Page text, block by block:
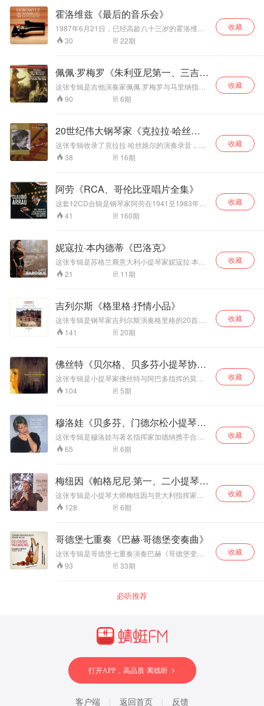
有著名见解，第二
乐章诙谐曲不是单
纯快的谐谑曲，骨
子里是玛祖卡舞
曲，第一、三拍并
节奏。第一乐章悲
剧风暴过后，第二
乐章玛祖卡代表“毁
灭之下绝不妥协的
度，突出内在张
力。第三乐章《葬
礼进行曲》，傅聪
版本不以巨大轰鸣
思、犹豫感，送葬
队伍的沉重感，不
是戏剧化煽情，偏
向哀静的哲思。末
技，傅聪处理成虚
无、诡异的呼啸，
是悲剧之后的幻
灭。 《第三奏鸣
钢琴奏鸣曲。傅聪
弱化表面华丽，强
调乐曲内在的歌唱
性与结构逻辑。第
灵魂，傅聪弹出东
方式空灵悠远，音
色层次细腻，抒情
不滥情；终曲把握
辉煌又克制，平衡
透，歌唱性极强，
触键音色温润，对
复调层次处理是一
大亮点，区别于很
戏剧化的处理方
式。 这版录音在伦
敦完成，钢琴音色
饱满自然，动态范
围大，是傅聪艺术
音。其中Op.48、
Op.62都是肖邦晚
期杰作：c小调
Op.48‑1 宏大悲
的夜曲，意境内敛
沧桑。
非常清晰，把夜曲
内在复调线条清晰
地剥离出来，而不
处理上，自由速度
（rubato）克制而
有灵气，不会过度
拖沓煽情；部分曲
流动。
霍洛维兹《最后的音乐会》
1987年6月21日，已经高龄八十三岁的霍洛维兹
在德国汉堡的音乐厅举行最后一场音乐会。距离
他第一次登台，几乎已经过了七十年的岁月。这
台档案室里长达20年以上，除了安可曲，其它曲
目从来未曾发行过。 这一场音乐会的曲目都是霍
洛维兹晚年经常演奏的曲目：包括莫扎特的作品
与舒曼《儿时情景》，最后则是以肖邦壮丽的第
六号波兰舞曲《英雄》结束。而霍洛维兹最喜爱
套录音是非常珍贵、独一无二的纪念品，它记录
了霍洛维兹最后一次公开演出的身影，透过录
音，仍然可以体会到当时带场听众的激动。 告别
舞台音乐会，正是展现大师数十年音乐人生精华
炉火纯青的境界，弹奏出颗颗质朴无华、感动灵
魂的美妙音色。有人说弹奏莫扎特的作品，能弹
得好的只有童年的孩子和晚年的老人，前者童心
纯净无杂质，后者已萃练融炉火百炼成钢返朴归
品，琴音干净明亮、音色控制得极好，他不仅是
用手弹，而是用 "心"在弹，更多的是一种品况自
知的审慎、冷静、大气，如此才有了《D大调回
旋曲》中那隽永回味的旋律。而《降B大调钢琴奏
30 22期
收藏
佩佩·罗梅罗《朱利亚尼第一、三吉他
协奏曲
这张专辑是吉他演奏家佩佩·罗梅罗与马里纳指挥
的圣马丁室内乐团合作演奏，三者火花四溅的碰
撞，企鹅三星带花的评价似乎也可以证明对专辑
和对作品的领悟使得他的演奏游刃有余；而他对
力度变化的谙熟和丰富的触感，将乐曲赋予无限
的灵性；每一个音符仿佛都能化为跳跃鲜活舞动
着的尤物，传达的每份情感也都无比真切，直击
人灵魂深处。聆听时，她的力量似乎能营造出一
十九世纪的舞会上完全释放自己做快速的旋
转……在灯影幢幢的绚烂中一缕难以消散的欣喜
油然而生。
90 6期
收藏
20世纪伟大钢琴家《克拉拉·哈丝姬
尔》
这张专辑收录了克拉拉·哈丝姬尔的演奏录音，包
括莫扎特的五部《钢琴协奏曲》。哈丝姬尔的名
字将永远与莫扎特连在一起。不过，如果说哈丝
不妥当的。直到1960年代，莫扎特的作品对爱乐
者与音乐家而言，都还不全然是钢琴的标准曲
目。在早期的录音的曲目里，莫扎特二十多首钢
琴协奏曲以第二十、二十四号这两首最受青睐，
而奏鸣曲、变奏曲与钢琴小品的录音只有一点点
萨尔兹堡音乐节的听众才有机会聆听几乎和“首
演”没什么两样的莫扎特钢琴协奏曲，而这一切都
感谢生意人的头脑以及音乐学者、教师与萨尔兹
堡音乐院合奏团创办人，也就是著名的指挥贝尔
气，并在萨尔兹堡的音乐会里演奏。也是经由包
加特纳一曲又一曲的推广，群众才会注意到莫扎
特这些钢琴协奏曲，这些作品也才不至于被演奏
者遗忘。 在与包加特纳合作的莫扎特协奏曲录音
与技巧都是为了发掘这个还不为人知的莫扎特。
在音乐生涯最后的十或十二年里，哈丝姬尔的身
体已经没有办法让她完成协奏曲全集与两首回旋
曲（K.382和K.386）的录音。以现在的角度来
纳、弗利克赛克与马克维契合作的莫扎特钢琴协
奏曲中，即使健康状况对音乐不无影响，但是却
全然的呈现音乐内在精神。哈丝姬尔的诠释不以
奇巧取胜，能在不知不觉里忠于作品并探触到作
品的深处，以声音、和声、作品结构及作曲家的
团导奏后出现时，她的音乐语言就像说话般的自
然，直入她对莫扎特音乐的理解与诠释方法核
心，随着音乐的情感波动，让人觉得似乎再也不
可能有第二种诠释方法。
38 16期
收藏
阿劳《RCA、哥伦比亚唱片全集》
这套12CD合辑是钢琴家阿劳在1941至1983年间
为美国胜利唱片公司（Victor）与哥伦比亚唱片公
司（Columbia）所录制的所有专辑汇总。其中
的高峰，唱片公司完全尊重他以艺术眼光对曲目
所做的抉择。当时录制的曲目包括：理查·施特劳
斯《滑稽曲》、韦伯《音乐会小品》、贝多芬
《第21号钢琴奏鸣曲“华德斯坦”》、阿尔班尼士
《伊贝利亚》等。 克劳迪奥·阿劳（Claudio
琴大师的演出生涯，誉满全球，公认是二十世纪
最伟大的钢琴家之一。阿劳的演奏曲目范围十分
广泛，从巴洛克到二十世纪的作品均有独到的建
树，纯正严谨的古典风格与深刻的感情结合完
多芬、肖邦、舒曼、李斯特、勃拉姆斯作品的权
威演奏家，最脍炙人口的录音是贝多芬钢琴奏鸣
曲全集。 1914-1915年的乐季是他演奏生涯的大
事，阿劳首次于柏林演出，先前他已经在德国以
演奏生涯也才正式确立。1921年阿劳首度回到南
美洲，举办了数场音乐会，1922年第—次在伦敦
登台。1924年回到母校Stern音乐院工作，直到
1940年辞去职务。1927年因为获得日内瓦国际钢
中演奏了「音乐之父」巴赫的全部键盘作品，表
现令人激赏。1940年离开柏林回到智利，在圣地
亚哥创立钢琴学校。战争期间，阿劳完全投身在
美国演奏，1941年举家迁往纽约定居。战后成了
杰出的钢琴家之一，世界各地的演奏邀约不断。
阿劳的音乐成就足以与布索尼、拉赫曼尼诺夫齐
名，为本世纪杰出的钢琴家之一。他擅长演奏巴
赫、莫扎特、贝多芬、肖邦、舒伯特、李斯特、
舒曼、勃拉姆斯等传统音乐家的作品，对于阿尔
班尼士、葛拉那多斯、德彪西、韦伯、理查·施特
41 160期
收藏
妮寇拉·本内德蒂《巴洛克》
这张专辑是苏格兰裔意大利小提琴家妮寇拉·本内
德蒂与本内德蒂巴洛克乐团携手，2020年12月在
伦敦录制的。她给专辑起了个简洁明了的名字
的挑战在于要做到极致，还要有做到极致的勇
气。”她表示，在十八世纪的威尼斯、那不勒斯和
罗马，热烈、激情和美是世俗和宗教音乐的基
石，在那个画家、作曲家和建筑师们把想象力推
至极限的年代，巴洛克音乐代表着一种“表达的放
德蒂介绍其中一首：“《D大调小提琴协奏曲, RV
211》采用了典型的三乐章形式，第二乐章很有
亲密氛围，第三乐章则更有追逐感，有很多奔驰
的十六分音符，更加轻盈、富于技巧。”在《b小
音符，“但第一乐章里距离结束一分钟左右的时
候，时间似乎停止了。然后，突然之间，我们闯
进了一个最戏剧化、最激烈的音乐与鼓点共同构
成的世界，几乎有种流行乐的感觉。” 另一首《降
的录音，她感慨：“我觉得自己无法达到他的水
平，但我真的尽力了。我打心底里喜爱这个乐
章。它基本上是主题与变奏的形式，但美妙绝
伦，犹如来自天使灵魂的声音。” 这张专辑除了展
编自阿尔坎格罗·科莱里创作的一组主题与变奏
曲。“很多学琴的年轻人都很喜欢科莱里的作
品，”妮寇拉·本内德蒂说：“但吉米尼亚尼的版本
会把你带向科莱里不曾达到的极端，远比原作更
为大胆。” 《d小调大协奏曲, H.143 “佛利亚舞
主题与变奏，在低音基础上演奏的西班牙萨拉班
德舞曲式，其主题有种非常晦暗的感觉，妮寇拉·
无法被称为那段主题的变奏了。”
21 11期
收藏
吉列尔斯《格里格·抒情小品》
这张专辑是钢琴家吉列尔斯演奏格里格的20首抒
情小品。吉列尔斯选择了格里格抒情小品中最具
思想性而又值得玩味的录音，优美而精巧，尽管
每次聆听都给人带来愉悦的却绝无仅有，录音也
是一如既往的优异，空灵而不失温暖，绝对是一
张天碟级数的珍藏精品。 对大多数的钢琴家和听
众而言，专辑里格里格所写的这些钢琴小曲，都
显得太简单，不值听或一谈，可是如果他们知道
力，就不会轻视这份录音的重要性了。在这份录
音的期间，吉列尔斯从不事先透露他所要灌录的
曲目，他总是先在家中痛苦的找到他所要赋予乐
曲的精神和诠释灵性，他企图使每一首曲子都获
调好了适当的地点，他却总是不肯罢休。吉列尔
斯曾说她是透过电台广播了解这些作品与瑞典民
谣之间密切而优美的转换关系，也就是这样深切
的自发体认，使他在这些作品的诠释上别具一
141 20期
收藏
佛丝特《贝尔格、贝多芬小提琴协奏
曲》
这张专辑是小提琴家佛丝特与阿巴多指挥的莫扎
特管弦乐团合作，演奏贝尔格、贝多芬的《小提
琴协奏曲》。将这两部风格迥异，但都具有时代
巴多才有如此勇气。佛丝特的小提琴演奏技巧高
超、声音清亮、音色通透迷人；阿巴多指挥的莫
扎特管弦乐团的协奏也非常出色，三者的完美合
作使整张专辑五彩缤纷，很有吸引力。 贝尔格
《小提琴协奏曲》，是作曲家于1935年，应他的
格并没有立即开始动笔，当得知马勒的遗孀再婚
所生之女玛侬·格罗皮乌斯去世的消息以后，贝尔
格加快了写作的速度，因为玛侬是贝尔格的挚
友。作品完成之后，贝尔格在总谱前写道：“纪念
《D大调小提琴协奏曲》作品61，作于1806年。
提琴协奏曲之首，自古一直被誉为小提琴协奏曲
之王。乐曲旋律柔美、格调高雅、规模宏大，颇
104 5期
收藏
穆洛娃《贝多芬、门德尔松小提琴协
奏曲》
这张专辑是穆洛娃与著名指挥家加德纳携手合
作，以精确理性、生气蓬勃的音乐风格诠释经典
的门德尔松《小提琴协奏曲》。另一首作品是同
的诠释在平顺的线条中带有极美的乐句和旋律
线，对音色掌控抓得非常精准。穆洛娃不是像穆
特那样激情四射的演奏家，表面上听去具有高贵
冷艳的气质，藏而不露、有条不紊地处理着乐曲
的风格、乐句、力度、表情等，但仔细听去，却
构成了穆洛娃与众不同的演奏特色。 门德尔松
《e小调小提琴协奏曲》创作于1838年，是一首
女性气质的协奏曲，高雅柔美、温婉多情，有时
还流露着一点点的感伤。全曲分三个乐章，按照
奏曲，四大小提琴协奏曲之首，自古一直被誉为
65 6期
收藏
梅纽因《帕格尼尼·第一、二小提琴协
奏曲》
这张专辑是小提琴大师梅纽因与意大利指挥家埃
雷德率领的皇家爱乐乐团合作，演奏帕格尼尼
《第一、二小提琴协奏曲》。梅纽因演绎的帕格
音粒饱满、节奏稳定适中、左手拨弦铿锵响亮，
自然泛音和人工泛音平滑精准，一些难度很大的
双音段落依然可以使用连顿弓来完成，八度跳音
几乎没有过多的滑指连接，繁复高难而精湛纯熟
得无可挑剔，情感转换细腻大方、音乐表现一气
大利人骨子里透出的浪漫与热烈情感，引领乐迷
视旋律线条与情感叙事，慢板乐章处理尤为动
人；技巧扎实但不炫耀，把帕格尼尼从“魔鬼炫技
大师”还原为浪漫抒情作曲家。短板客观存在，部
分超高难度快速段落清晰度不如当代专精帕格尼
尼的演奏家，但音乐内涵、歌唱性是其无可替代
的优势。埃雷德的伴奏非常克制、通透，乐团音
量不抢独奏风头，弦乐声部柔和铺垫，让梅纽因
缀细腻，解决了很多帕格尼尼录音乐队粗糙嘈杂
128 6期
收藏
哥德堡七重奏《巴赫·哥德堡变奏曲》
这张专辑是哥德堡七重奏演奏巴赫《哥德堡变奏
曲》，这是巴赫这部键盘杰作的世界首个七重奏
版本录音。 《哥德堡变奏曲》BWV 988，巴赫著
其间巴赫在莱比锡，视力已开始减退。这部伟大
的变奏曲原名叫做《有各种变奏的咏叹调》，
在德累斯顿的俄国使臣凯瑟林（Hermann Karl
Von Keyserlingk）伯爵的年轻演奏家。巴赫曾把
他的《B小调弥撒》献给凯瑟林，因此而获得“宫
廷音乐家”的封号。1741-1742年间，凯瑟林居住
在莱比锡，让哥德堡师从巴赫，学习演奏技巧。
伯爵患不眠症，失眠时就需哥德堡为其演奏，哥
德堡以演奏需要，求巴赫帮助谱曲。巴赫当时作
93 33期
收藏
必听推荐
打开APP，高品质·离线听
客户端 返回首页 反馈